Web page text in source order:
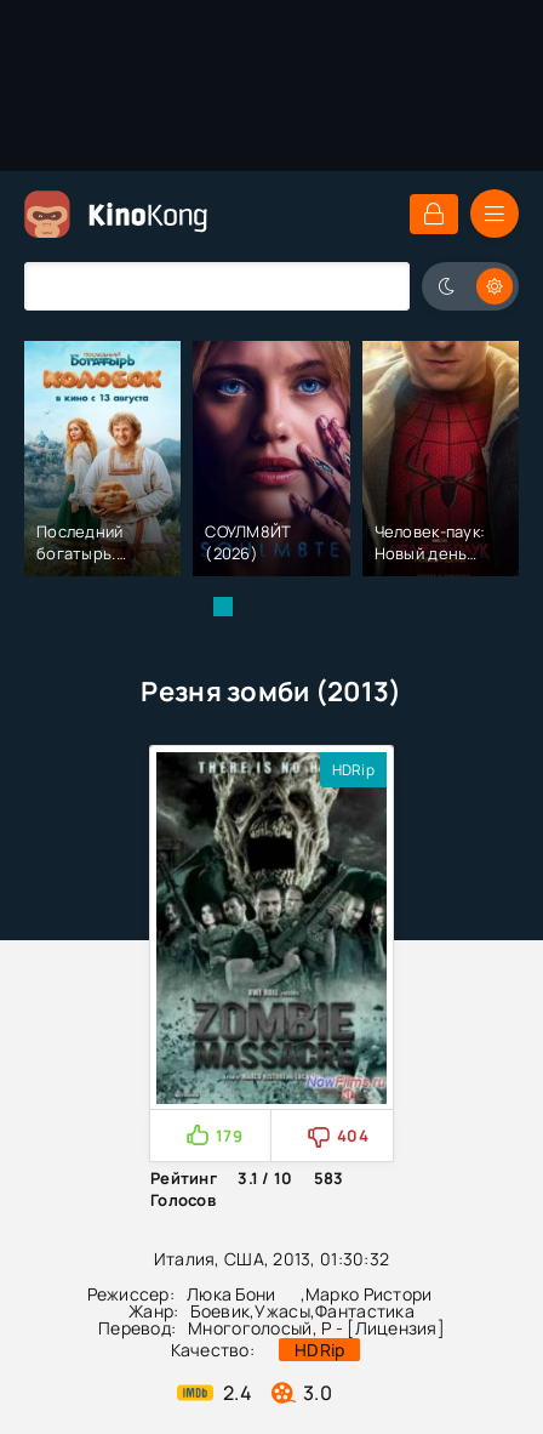
Последний
богатырь.
Колобок (2026)
СОУЛМ8ЙТ
(2026)
Человек-паук:
Новый день
(2026)
Резня зомби (2013)
Италия, США, 2013, 01:30:32
Режиссер: Люка Бони ,Марко Ристори
Жанр: Боевик,Ужасы,Фантастика
Перевод:
Многоголосый, P - [Лицензия]
Качество:
HDRip
2.4 3.0
HDRip
179
404
Рейтинг
3.1 / 10
583
Голосов